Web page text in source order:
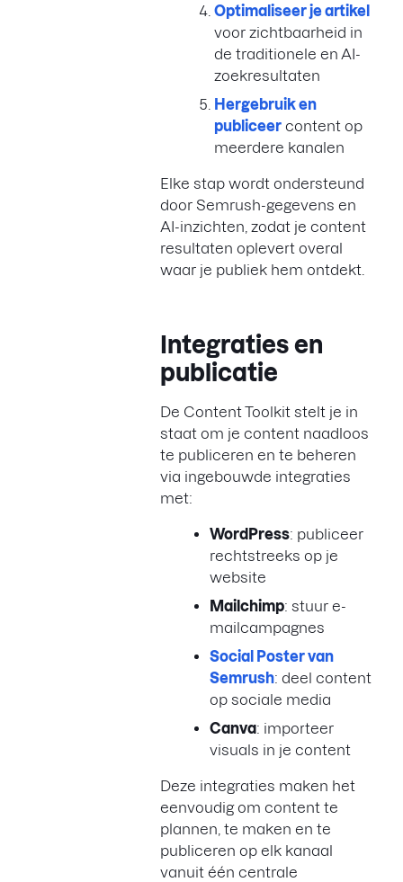
Optimaliseer je artikel
voor zichtbaarheid in
de traditionele en AI-
zoekresultaten
Hergebruik en
publiceer content op
meerdere kanalen
Elke stap wordt ondersteund
door Semrush-gegevens en
AI-inzichten, zodat je content
resultaten oplevert overal
waar je publiek hem ontdekt.
Integraties en
publicatie
De Content Toolkit stelt je in
staat om je content naadloos
te publiceren en te beheren
via ingebouwde integraties
met:
WordPress: publiceer
rechtstreeks op je
website
Mailchimp: stuur e-
mailcampagnes
Social Poster van
Semrush: deel content
op sociale media
Canva: importeer
visuals in je content
Deze integraties maken het
eenvoudig om content te
plannen, te maken en te
publiceren op elk kanaal
vanuit één centrale